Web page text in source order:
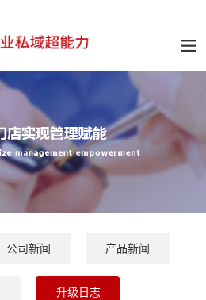
公司新闻 产品新闻
升级日志